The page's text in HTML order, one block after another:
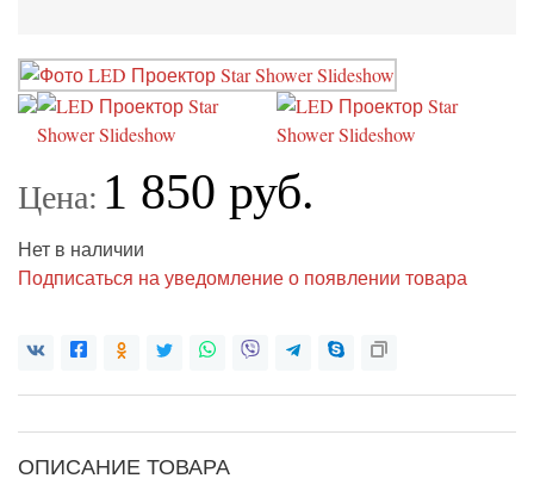
Цена: 1 850 руб.
Нет в наличии
Подписаться на уведомление о появлении товара
ОПИСАНИЕ ТОВАРА